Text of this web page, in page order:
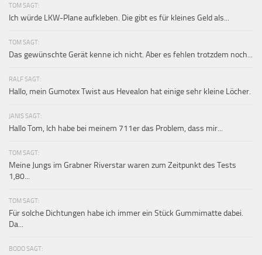
TOM SAGT:
Ich würde LKW-Plane aufkleben. Die gibt es für kleines Geld als...
TOM SAGT:
Das gewünschte Gerät kenne ich nicht. Aber es fehlen trotzdem noch...
RALF SAGT:
Hallo, mein Gumotex Twist aus Hevealon hat einige sehr kleine Löcher.
JANIS SAGT:
Hallo Tom, Ich habe bei meinem 711er das Problem, dass mir...
TOM SAGT:
Meine Jungs im Grabner Riverstar waren zum Zeitpunkt des Tests
1,80...
TOM SAGT:
Für solche Dichtungen habe ich immer ein Stück Gummimatte dabei.
Da...
BODO SAGT: